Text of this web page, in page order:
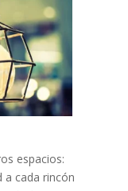
espacios:
a cada rincón